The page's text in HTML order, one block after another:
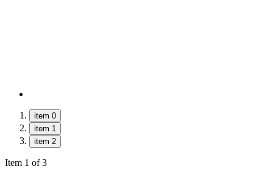
item 0
item 1
item 2
Item 1 of 3